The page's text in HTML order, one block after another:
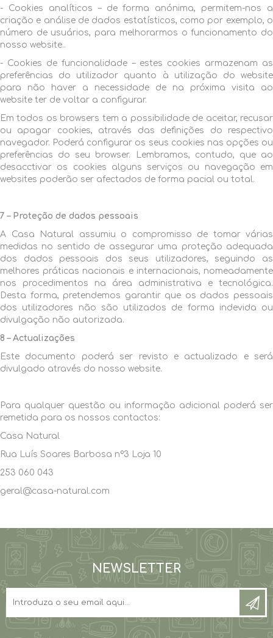
- Cookies analíticos – de forma anónima, permitem-nos a
criação e análise de dados estatísticos, como por exemplo, o
número de usuários, para melhorarmos o funcionamento do
nosso website..
- Cookies de funcionalidade – estes cookies armazenam as
preferências do utilizador quanto à utilização do website
para não haver a necessidade de na próxima visita ao
website ter de voltar a configurar.
Em todos os browsers tem a possibilidade de aceitar, recusar
ou apagar cookies, através das definições do respectivo
navegador. Poderá configurar os seus cookies nas opções ou
preferências do seu browser. Lembramos, contudo, que ao
desacctivar os cookies alguns serviços ou navegação em
websites poderão ser afectados de forma pacial ou total.
7 – Proteção de dados pessoais
A Casa Natural assumiu o compromisso de tomar várias
medidas no sentido de assegurar uma proteção adequada
dos dados pessoais dos seus utilizadores, seguindo as
melhores práticas nacionais e internacionais, nomeadamente
nos procedimentos na área administrativa e tecnológica.
Desta forma, pretendemos garantir que os dados pessoais
dos utilizadores não são utilizados de forma indevida ou
divulgação não autorizada.
8 – Actualizações
Este documento poderá ser revisto e actualizado e será
divulgado através do nosso website.
Para qualquer questão ou informação adicional poderá ser
remetida para os nossos contactos:
Casa Natural
Rua Luís Soares Barbosa nº3 Loja 10
253 060 043
geral@casa-natural.com
NEWSLETTER